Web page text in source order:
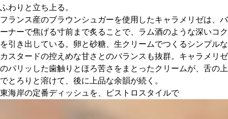
ふわりと立ち上る。
フランス産のブラウンシュガーを使用したキャラメリゼは、バ
ーナーで焦げる寸前まで炙ることで、ラム酒のような深いコク
を引き出している。卵と砂糖、生クリームでつくるシンプルな
カスタードの控えめな甘さとのバランスも抜群。キャラメリゼ
のパリッした歯触りとほろ苦さをまとったクリームが、舌の上
でとろりと溶けて、後に上品な余韻が続く。
東海岸の定番ディッシュを、ビストロスタイルで